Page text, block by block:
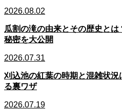
2026.08.02
瓜割の滝の由来とその歴史と
秘密を大公開
2026.07.31
刈込池の紅葉の時期と混雑状
る裏ワザ
2026.07.19